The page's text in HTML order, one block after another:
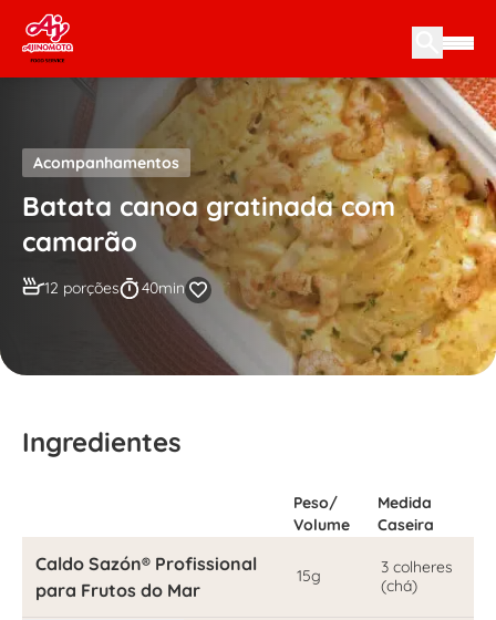
Skip to content
Acompanhamentos
Batata canoa gratinada com
camarão
12 porções 40min
Ingredientes
Peso/
Volume
Medida
Caseira
Caldo Sazón® Profissional
para Frutos do Mar
15g
3 colheres
(chá)